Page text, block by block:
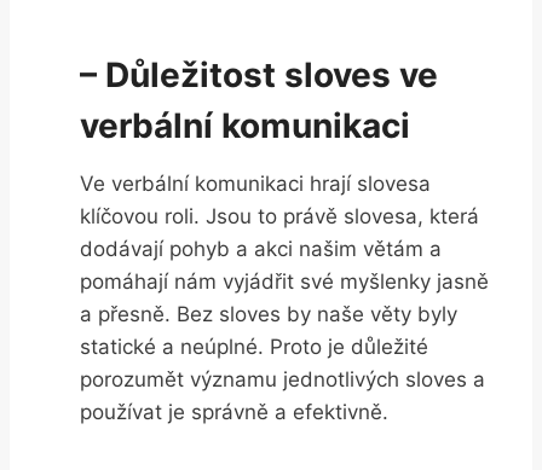
– Důležitost sloves ve
verbální komunikaci
Ve verbální komunikaci hrají slovesa
klíčovou roli. Jsou to právě slovesa, která
dodávají pohyb a akci našim větám a
pomáhají nám vyjádřit své myšlenky jasně
a přesně. Bez sloves by naše věty byly
statické a neúplné. Proto je důležité
porozumět významu jednotlivých sloves a
používat je správně a efektivně.